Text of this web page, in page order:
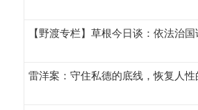
【野渡专栏】草根今日谈：依法治
雷洋案：守住私德的底线，恢复人性